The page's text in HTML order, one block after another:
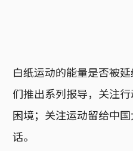
白纸运动的能量是否被
们推出系列报导，关注
困境；关注运动留给中
话。